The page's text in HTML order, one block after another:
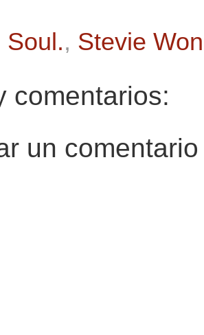
Soul., Stevie
comentarios:
un comentario